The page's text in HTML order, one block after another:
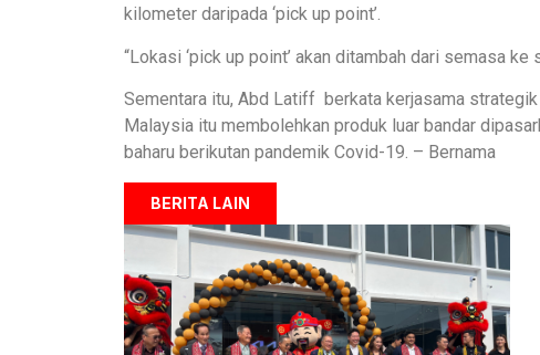
kilometer daripada ‘pick up point’.
“Lokasi ‘pick up point’ akan ditambah dari semasa ke
Sementara itu, Abd Latiff berkata kerjasama
Malaysia itu membolehkan produk luar bandar
baharu berikutan pandemik Covid-19. – Bernama
BERITA LAIN